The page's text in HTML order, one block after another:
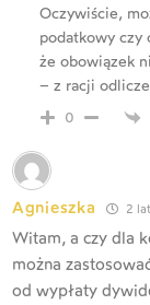
Oczywiście,
podatkowy czy
że obowiązek
– z racji
0
Agnieszka 2
Witam, a czy dla
można
od wypłaty